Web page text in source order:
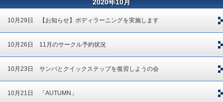
2020年10月
10月29日 【お知らせ】ボディラーニングを実施します
10月26日 11月のサークル予約状況
10月23日 サンバとクイックステップを復習しようの会
10月21日 「AUTUMN」